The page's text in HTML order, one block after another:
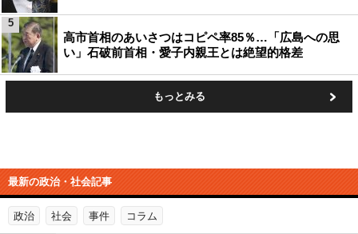
高市首相のあいさつはコピペ率85％…「広島への思
い」石破前首相・愛子内親王とは絶望的格差
5
もっとみる
最新の政治・社会記事
政治 社会 事件 コラム